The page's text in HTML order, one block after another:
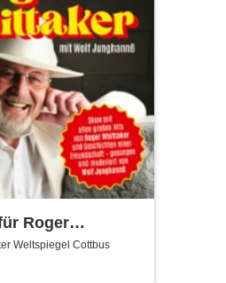
Roger
Bühnenshow
großen Hits
Weltspiegel Cottbus